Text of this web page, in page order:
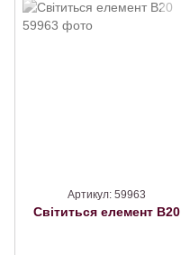
Артикул: 59963
Світиться елемент В20